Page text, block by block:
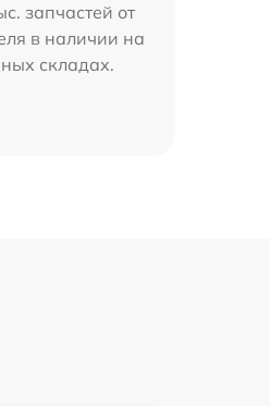
запчастей от
в наличии на
складах.